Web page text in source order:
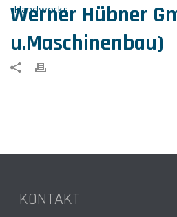
Werner Hübner
u.Maschinenbau)
KONTAKT